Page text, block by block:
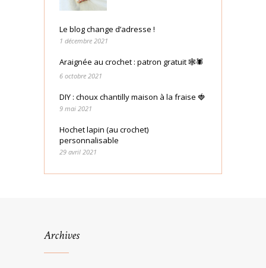
Le blog change d’adresse !
1 décembre 2021
Araignée au crochet : patron gratuit 🕸🕷
6 octobre 2021
DIY : choux chantilly maison à la fraise 🍓
9 mai 2021
Hochet lapin (au crochet)
personnalisable
29 avril 2021
Archives